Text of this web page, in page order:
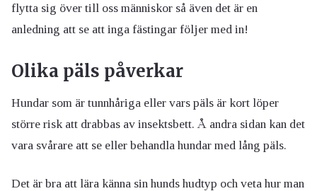
flytta sig över till oss människor så även det är en
anledning att se att inga fästingar följer med in!
Olika päls påverkar
Hundar som är tunnhåriga eller vars päls är kort löper
större risk att drabbas av insektsbett. Å andra sidan kan det
vara svårare att se eller behandla hundar med lång päls.
Det är bra att lära känna sin hunds hudtyp och veta hur man